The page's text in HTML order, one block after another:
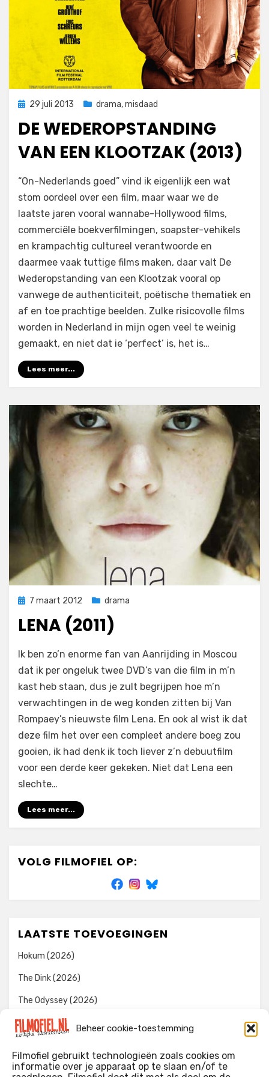
Beheer cookie-toestemming
Filmofiel gebruikt technologieën zoals cookies om
informatie over je apparaat op te slaan en/of te
Geplaatst
29 juli 2013 drama,misdaad
DE WEDEROPSTANDING
VAN EEN KLOOTZAK (2013)
door Filmofiel.nl
Laat een reactie achter
op
Wederopstanding
van
een
Klootzak
“On-Nederlands goed” vind ik eigenlijk een wat
stom oordeel over een film, maar waar we de
laatste jaren vooral wannabe-Hollywood films,
commerciële boekverfilmingen, soapster-vehikels
en krampachtig cultureel verantwoorde en
daarmee vaak tuttige films maken, daar valt De
Wederopstanding van een Klootzak vooral op
vanwege de authenticiteit, poëtische thematiek en
af en toe prachtige beelden. Zulke risicovolle films
worden in Nederland in mijn ogen veel te weinig
gemaakt, en niet dat ie ‘perfect’ is, het is…
Lees meer...
Geplaatst
7 maart 2012 drama
LENA (2011)
Filmofiel.nl
Laat een reactie achter
(2011)
Ik ben zo’n enorme fan van Aanrijding in Moscou
dat ik per ongeluk twee DVD’s van die film in m’n
kast heb staan, dus je zult begrijpen hoe m’n
verwachtingen in de weg konden zitten bij Van
Rompaey’s nieuwste film Lena. En ook al wist ik dat
deze film het over een compleet andere boeg zou
gooien, ik had denk ik toch liever z’n debuutfilm
voor een derde keer gekeken. Niet dat Lena een
slechte…
Lees meer...
VOLG FILMOFIEL OP:
LAATSTE TOEVOEGINGEN
Hokum (2026)
The Dink (2026)
The Odyssey (2026)
Evil Dead Burn (2026)